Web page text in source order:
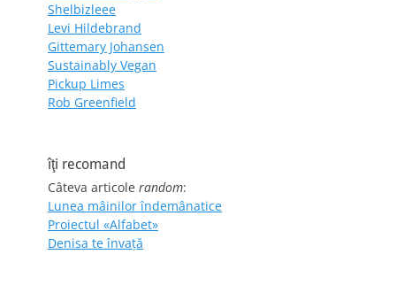
Shelbizleee
Levi Hildebrand
Gittemary Johansen
Sustainably Vegan
Pickup Limes
Rob Greenfield
îţi recomand
Câteva articole random:
Lunea mâinilor îndemânatice
Proiectul «Alfabet»
Denisa te învaţă